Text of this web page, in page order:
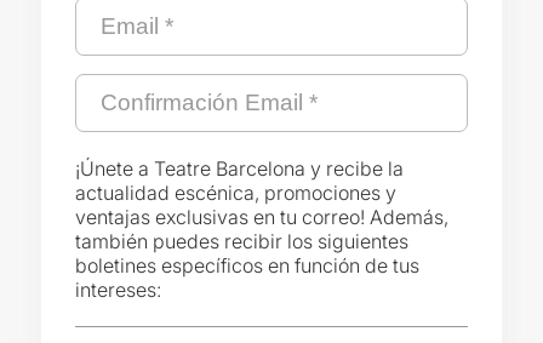
¡Únete a Teatre Barcelona y recibe la
actualidad escénica, promociones y
ventajas exclusivas en tu correo! Además,
también puedes recibir los siguientes
boletines específicos en función de tus
intereses: